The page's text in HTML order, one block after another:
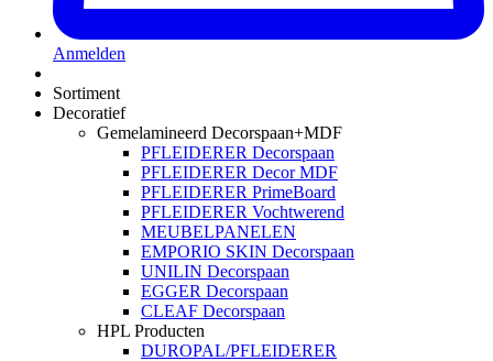
Anmelden
Sortiment
Decoratief
Gemelamineerd Decorspaan+MDF
PFLEIDERER Decorspaan
PFLEIDERER Decor MDF
PFLEIDERER PrimeBoard
PFLEIDERER Vochtwerend
MEUBELPANELEN
EMPORIO SKIN Decorspaan
UNILIN Decorspaan
EGGER Decorspaan
CLEAF Decorspaan
HPL Producten
DUROPAL/PFLEIDERER